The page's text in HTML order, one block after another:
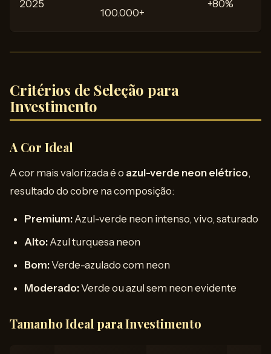
2025
100.000+
+80%
Critérios de Seleção para
Investimento
A Cor Ideal
A cor mais valorizada é o azul-verde neon elétrico,
resultado do cobre na composição:
Premium: Azul-verde neon intenso, vivo, saturado
Alto: Azul turquesa neon
Bom:Verde-azulado com neon
Moderado:Verde ou azul sem neon evidente
Tamanho Ideal para Investimento